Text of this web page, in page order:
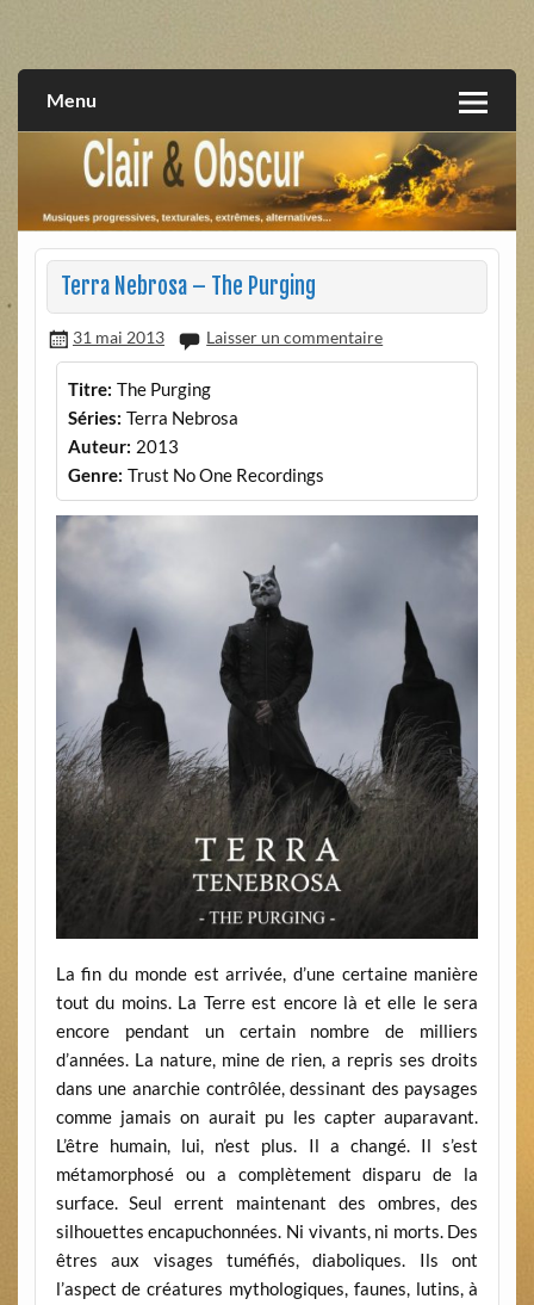
extrêmes, alternatives, texturales
Menu
Terra Nebrosa – The Purging
31 mai 2013 Laisser un commentaire
Titre: The Purging
Séries: Terra Nebrosa
Auteur: 2013
Genre: Trust No One Recordings
La fin du monde est arrivée, d’une certaine manière
tout du moins. La Terre est encore là et elle le sera
encore pendant un certain nombre de milliers
d’années. La nature, mine de rien, a repris ses droits
dans une anarchie contrôlée, dessinant des paysages
comme jamais on aurait pu les capter auparavant.
L’être humain, lui, n’est plus. Il a changé. Il s’est
métamorphosé ou a complètement disparu de la
surface. Seul errent maintenant des ombres, des
silhouettes encapuchonnées. Ni vivants, ni morts. Des
êtres aux visages tuméfiés, diaboliques. Ils ont
l’aspect de créatures mythologiques, faunes, lutins, à